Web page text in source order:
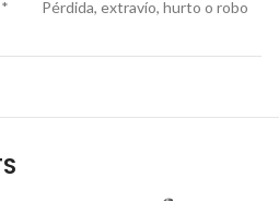
* Pérdida, extravío, hurto o robo